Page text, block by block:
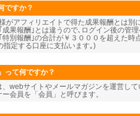
ですか？
がアフィリエイトで得た成果報酬とは
成果報酬｣とは違うので､ログイン後の管
特別報酬｣の合計が￥３０００を超えた
指定する口座に支払います｡)
って何ですか？
webサイトやメールマガジンを運営し
会員を「会員」と呼びます。